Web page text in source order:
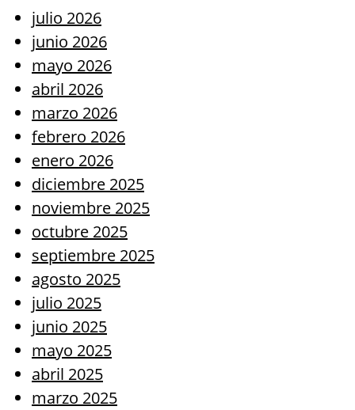
julio 2026
junio 2026
mayo 2026
abril 2026
marzo 2026
febrero 2026
enero 2026
diciembre 2025
noviembre 2025
octubre 2025
septiembre 2025
agosto 2025
julio 2025
junio 2025
mayo 2025
abril 2025
marzo 2025